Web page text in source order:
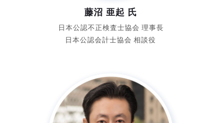
藤沼 亜起 氏
日本公認不正検査士協会 理事長
日本公認会計士協会 相談役